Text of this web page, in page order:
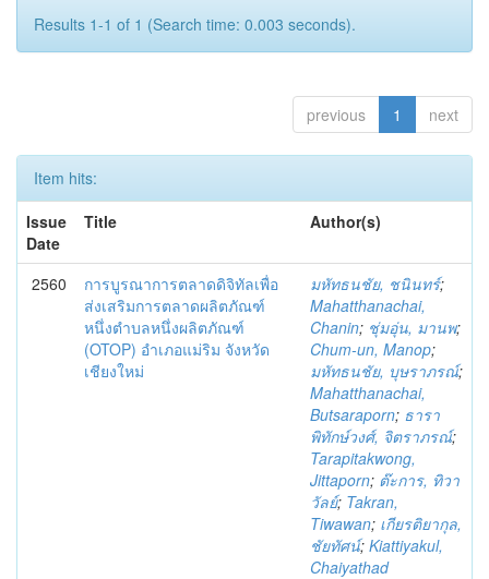
Results 1-1 of 1 (Search time: 0.003 seconds).
previous 1 next
Item hits:
Issue
Date
Title Author(s)
2560
การบูรณาการตลาดดิจิทัลเพื่อ
ส่งเสริมการตลาดผลิตภัณฑ์
หนึ่งตำบลหนึ่งผลิตภัณฑ์
(OTOP) อำเภอแม่ริม จังหวัด
เชียงใหม่
มหัทธนชัย, ชนินทร์;
Mahatthanachai,
Chanin; ชุ่มอุ่น, มานพ;
Chum-un, Manop;
มหัทธนชัย, บุษราภรณ์;
Mahatthanachai,
Butsaraporn; ธารา
พิทักษ์วงศ์, จิตราภรณ์;
Tarapitakwong,
Jittaporn; ต๊ะการ, ทิวา
วัลย์; Takran,
Tiwawan; เกียรติยากุล,
ชัยทัศน์; Kiattiyakul,
Chaiyathad